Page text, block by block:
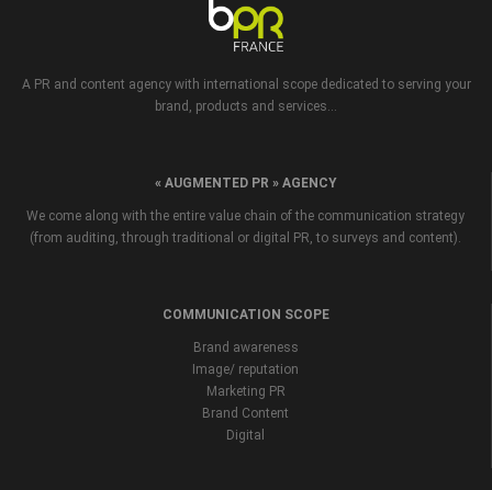
A PR and content agency with international scope dedicated to serving your
brand, products and services...
« AUGMENTED PR » AGENCY
We come along with the entire value chain of the communication strategy
(from auditing, through traditional or digital PR, to surveys and content).
COMMUNICATION SCOPE
Brand awareness
Image/ reputation
Marketing PR
Brand Content
Digital